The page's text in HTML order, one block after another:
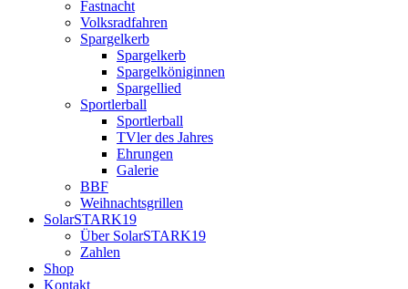
Fastnacht
Volksradfahren
Spargelkerb
Spargelkerb
Spargelköniginnen
Spargellied
Sportlerball
Sportlerball
TVler des Jahres
Ehrungen
Galerie
BBF
Weihnachtsgrillen
SolarSTARK19
Über SolarSTARK19
Zahlen
Shop
Kontakt